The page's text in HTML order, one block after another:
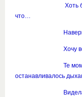
Хоть было и
что…
Наверно я
Хочу
Те моменты
останавливалось
Видела